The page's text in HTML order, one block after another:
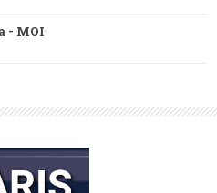
- MOI